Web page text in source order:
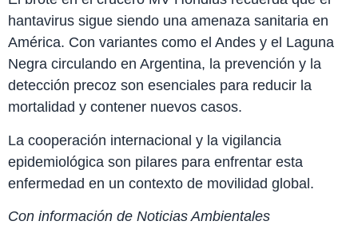
hantavirus sigue siendo una amenaza sanitaria en
América. Con variantes como el Andes y el Laguna
Negra circulando en Argentina, la prevención y la
detección precoz son esenciales para reducir la
mortalidad y contener nuevos casos.
La cooperación internacional y la vigilancia
epidemiológica son pilares para enfrentar esta
enfermedad en un contexto de movilidad global.
Con información de Noticias Ambientales